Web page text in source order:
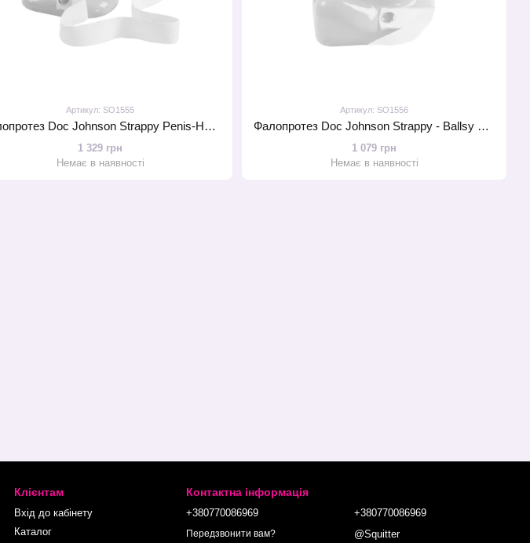
Артикул: SO1555
Фалопротез Doc Johnson Strappy Penis-Hard On Cock 9 inch, зовн. діам. 5,5 см, внутр. діам. 4,7см
1 329 грн
Немає в наявності
Артикул: SO1556
Фалопротез Doc Johnson Strappy - Ballsy Pecker - 7 inch
1 079 грн
Немає в наявності
Клієнтам
Вхід до кабінету
Каталог
Контактна інформація
+380770086969
Передзвонити вам?
+380770086969
@Squitter